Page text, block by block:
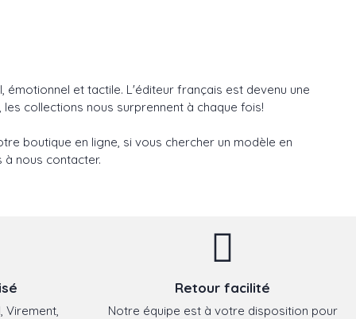
émotionnel et tactile. L'éditeur français est devenu une
collections nous surprennent à chaque fois!
boutique en ligne, si vous chercher un modèle en
nous contacter.
Virement,
Retour facilité
Notre équipe est à votre disposition pour